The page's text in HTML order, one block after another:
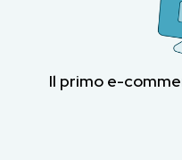
Il primo e-